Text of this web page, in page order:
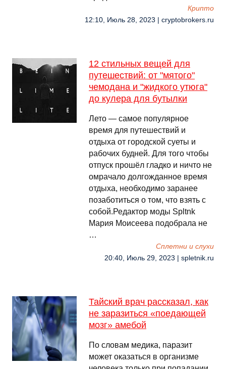
Крипто
12:10, Июль 28, 2023 | cryptobrokers.ru
12 стильных вещей для
путешествий: от "мятого"
чемодана и "жидкого утюга"
до кулера для бутылки
Лето — самое популярное
время для путешествий и
отдыха от городской суеты и
рабочих будней. Для того чтобы
отпуск прошёл гладко и ничто не
омрачало долгожданное время
отдыха, необходимо заранее
позаботиться о том, что взять с
собой.Редактор моды Spltnk
Мария Моисеева подобрала не
…
Сплетни и слухи
20:40, Июль 29, 2023 | spletnik.ru
Тайский врач рассказал, как
не заразиться «поедающей
мозг» амебой
По словам медика, паразит
может оказаться в организме